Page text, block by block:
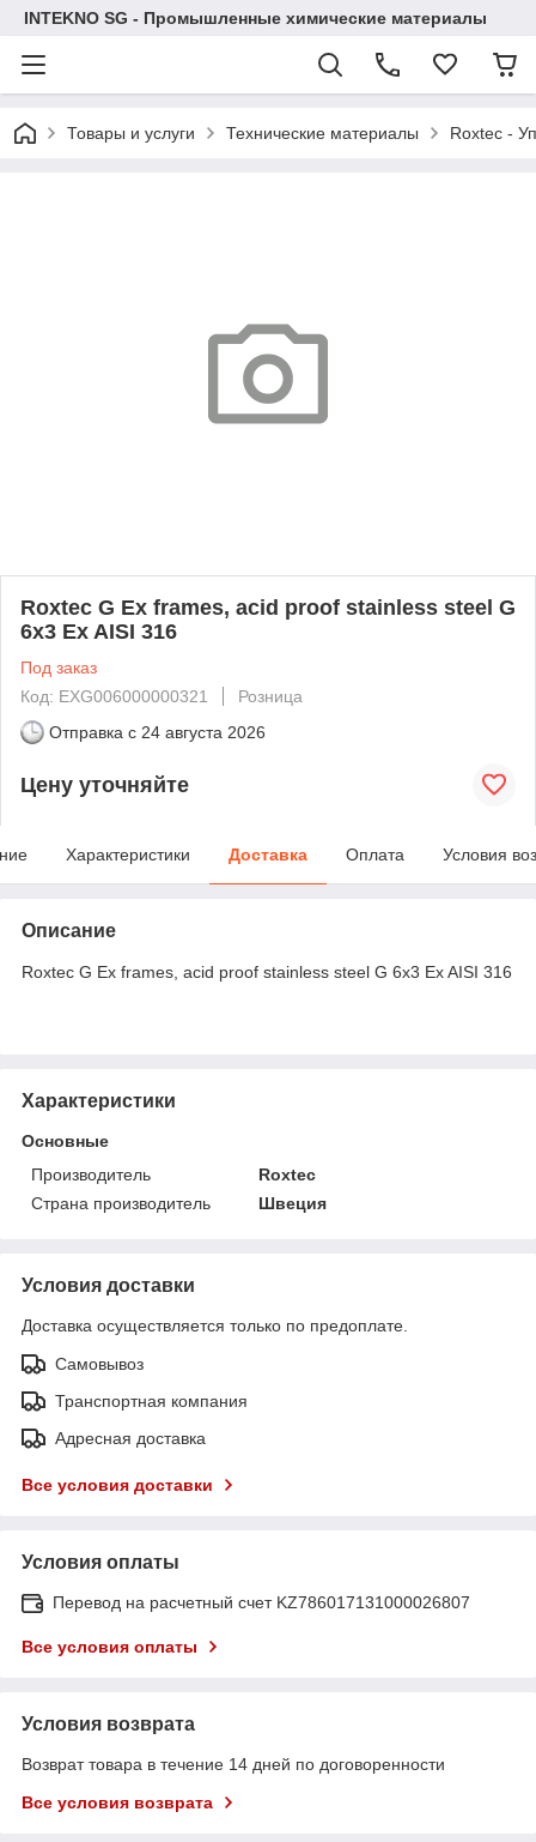
INTEKNO SG - Промышленные химические материалы
Товары и услуги Технические материалы Roxtec -
Roxtec G Ex frames, acid proof stainless steel G
6x3 Ex AISI 316
Под заказ
Код: EXG006000000321
Розница
Отправка с 24 августа 2026
Цену уточняйте
Характеристики Доставка Оплата Условия
Описание
Roxtec G Ex frames, acid proof stainless steel G 6x3 Ex AISI 316
Характеристики
Основные
Производитель
Roxtec
Страна производитель
Швеция
Условия доставки
Доставка осуществляется только по предоплате.
Самовывоз
Транспортная компания
Адресная доставка
Все условия доставки
Условия оплаты
Перевод на расчетный счет KZ786017131000026807
Все условия оплаты
Условия возврата
Возврат товара в течение 14 дней по договоренности
Все условия возврата